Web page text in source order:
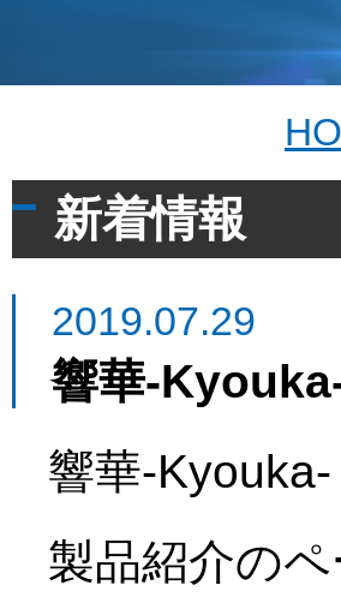
新着情報
2019.07.29
響華-
響華-
製品紹介の